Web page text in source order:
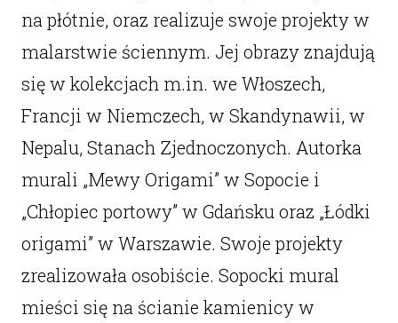
na płótnie, oraz realizuje swoje projekty w
malarstwie ściennym. Jej obrazy znajdują
się w kolekcjach m.in. we Włoszech,
Francji w Niemczech, w Skandynawii, w
Nepalu, Stanach Zjednoczonych. Autorka
murali „Mewy Origami” w Sopocie i
„Chłopiec portowy” w Gdańsku oraz „Łódki
origami” w Warszawie. Swoje projekty
zrealizowała osobiście. Sopocki mural
mieści się na ścianie kamienicy w